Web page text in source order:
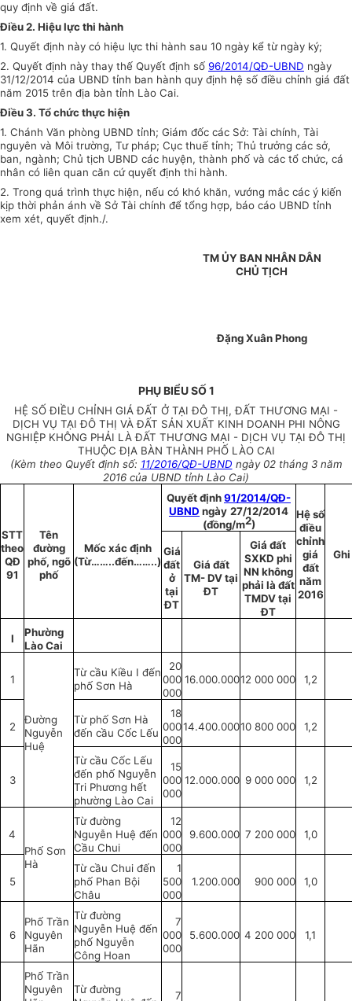
quy định về giá đất.
Điều 2. Hiệu lực thi hành
1. Quyết định này có hiệu lực thi hành sau 10 ngày kể từ ngày ký;
2. Quyết định này thay thế Quyết định số 96/2014/QĐ-UBND ngày
31/12/2014 của UBND tỉnh ban hành quy định hệ số điều chỉnh giá đất
năm 2015 trên địa bàn tỉnh Lào Cai.
Điều 3. Tổ chức thực hiện
1. Chánh Văn phòng UBND tỉnh; Giám đốc các Sở: Tài chính, Tài
nguyên và Môi trường, Tư pháp; Cục thuế tỉnh; Thủ trưởng các sở,
ban, ngành; Chủ tịch UBND các huyện, thành phố và các tổ chức, cá
nhân có liên quan căn cứ quyết định thi hành.
2. Trong quá trình thực hiện, nếu có khó khăn, vướng mắc các ý kiến
kịp thời phản ánh về Sở Tài chính để tổng hợp, báo cáo UBND tỉnh
xem xét, quyết định./.
TM ỦY BAN NHÂN DÂN
CHỦ TỊCH
Đặng Xuân Phong
PHỤ BIỂU SỐ 1
HỆ SỐ ĐIỀU CHỈNH GIÁ ĐẤT Ở TẠI ĐÔ THỊ, ĐẤT THƯƠNG MẠI -
DỊCH VỤ TẠI ĐÔ THỊ VÀ ĐẤT SẢN XUẤT KINH DOANH PHI NÔNG
NGHIỆP KHÔNG PHẢI LÀ ĐẤT THƯƠNG MẠI - DỊCH VỤ TẠI ĐÔ THỊ
THUỘC ĐỊA BÀN THÀNH PHỐ LÀO CAI
(Kèm theo Quyết định số: 11/2016/QĐ-UBND ngày 02 tháng 3 năm
2016 của UBND tỉnh Lào Cai)
STT
theo
QĐ
91
Tên
đường
phố, ngõ
phố
Mốc xác định
(Từ……..đến……..)
Quyết định91/2014/QĐ-
UBND ngày 27/12/2014
(đồng/m2)
Hệ số
điều
chỉnh
giá
đất
năm
2016
Giá
đất
ở
tại
ĐT
Giá đất
TM- DV tại
ĐT
Giá đất
SXKD phi
NN không
phải là đất
TMDV tại
ĐT
I
Phường
Lào Cai
1
Đường
Nguyễn
Huệ
Từ cầu Kiều I đến
phố Sơn Hà
20
000
000
16.000.00012 000 000 1,2
2
Từ phố Sơn Hà
đến cầu Cốc Lếu
18
000
000
14.400.00010 800 000 1,2
3
Từ cầu Cốc Lếu
đến phố Nguyễn
Tri Phương hết
phường Lào Cai
15
000
000
12.000.000 9 000 000 1,2
4
Phố Sơn
Hà
Từ đường
Nguyễn Huệ đến
Cầu Chui
12
000
000
9.600.000 7 200 000 1,0
5
Từ cầu Chui đến
phố Phan Bội
Châu
1
500
000
1.200.000 900 000 1,0
6
Phố Trần
Nguyên
Hãn
Từ đường
Nguyễn Huệ đến
phố Nguyễn
Công Hoan
7
000
000
5.600.000 4 200 000 1,1
Phố Trần
Nguyên
Từ đường
7